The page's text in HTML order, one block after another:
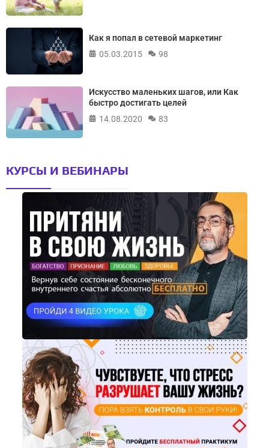
Как я попал в сетевой маркетинг
05.03.2015
98
Искусство маленьких шагов, или Как
быстро достигать целей
14.08.2020
83
КУРСЫ И ВЕБИНАРЫ